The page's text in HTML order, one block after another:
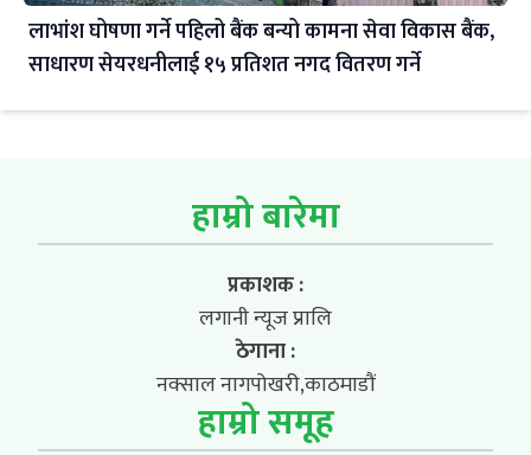
लाभांश घोषणा गर्ने पहिलो बैंक बन्यो कामना सेवा विकास बैंक,
साधारण सेयरधनीलाई १५ प्रतिशत नगद वितरण गर्ने
हाम्रो बारेमा
प्रकाशक :
लगानी न्यूज प्रालि
ठेगाना :
नक्साल नागपोखरी,काठमाडौं
हाम्रो समूह